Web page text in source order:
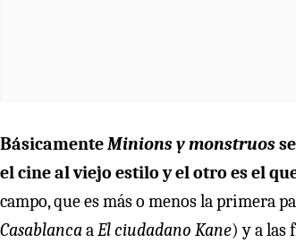
BásicamenteMinions y monstruos
el cine al viejo estilo y el otro es el
campo, que es más o menos la primera
CasablancaaEl ciudadano Kane) y a las